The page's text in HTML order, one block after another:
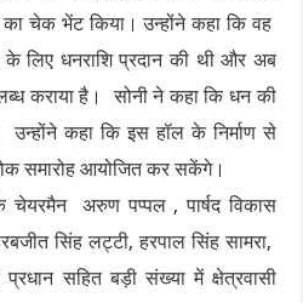
चेक भेंट किया। उन्होंने कहा कि वह
लिए धनराशि प्रदान की थी और अब
कराया है। सोनी ने कहा कि धन की
उन्होंने कहा कि इस हॉल के निर्माण से
समारोह आयोजित कर सकेंगे।
चेयरमैन अरुण पप्पल , पार्षद विकास
सिंह लट्टी, हरपाल सिंह सामरा,
सहित बड़ी संख्या में क्षेत्रवासी